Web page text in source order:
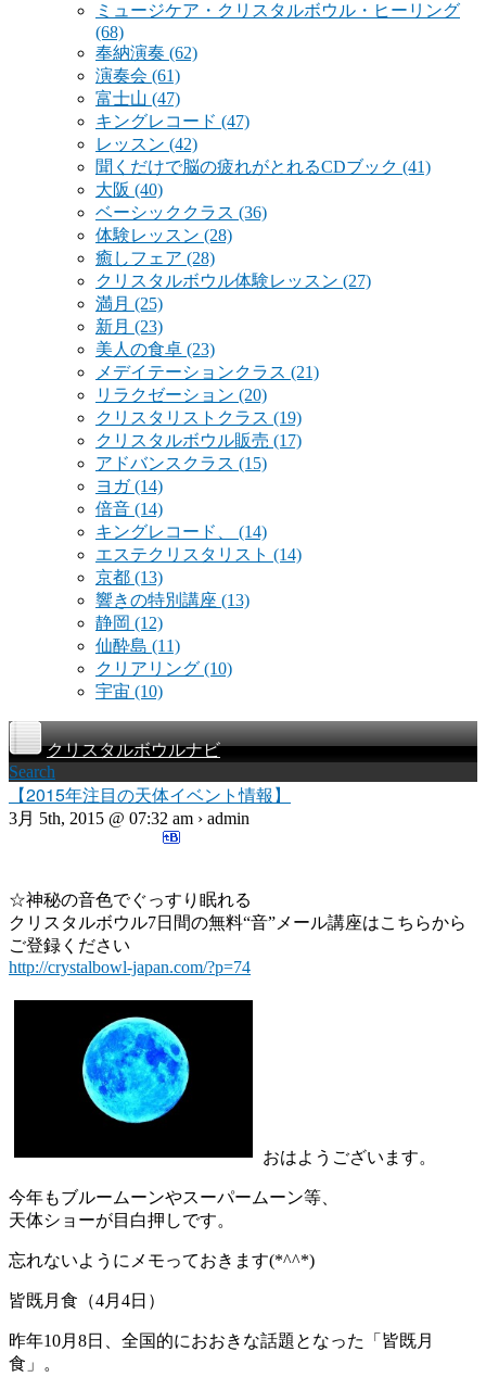
ミュージケア・クリスタルボウル・ヒーリング
(68)
奉納演奏 (62)
演奏会 (61)
富士山 (47)
キングレコード (47)
レッスン (42)
聞くだけで脳の疲れがとれるCDブック (41)
大阪 (40)
ベーシッククラス (36)
体験レッスン (28)
癒しフェア (28)
クリスタルボウル体験レッスン (27)
満月 (25)
新月 (23)
美人の食卓 (23)
メデイテーションクラス (21)
リラクゼーション (20)
クリスタリストクラス (19)
クリスタルボウル販売 (17)
アドバンスクラス (15)
ヨガ(14)
倍音 (14)
キングレコード、 (14)
エステクリスタリスト (14)
京都 (13)
響きの特別講座 (13)
静岡 (12)
仙酔島 (11)
クリアリング (10)
宇宙 (10)
クリスタルボウルナビ
Search
【2015年注目の天体イベント情報】
3月 5th, 2015 @ 07:32 am › admin
☆神秘の音色でぐっすり眠れる
クリスタルボウル7日間の無料“音”メール講座はこちらから
ご登録ください
http://crystalbowl-japan.com/?p=74
おはようございます。
今年もブルームーンやスーパームーン等、
天体ショーが目白押しです。
忘れないようにメモっておきます(*^^*)
皆既月食（4月4日）
昨年10月8日、全国的におおきな話題となった「皆既月
食」。